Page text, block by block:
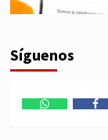
Síguenos